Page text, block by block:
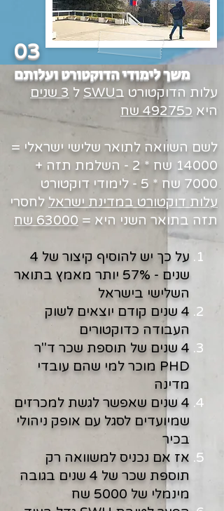
03
משך לימודי הדוקטורט ועלותם
עלות הדוקטורט בSWU ל 3 שנים
היא כ49275 שח
לשם השוואה לתואר שלישי ישראלי =
14000 שח * 2 - השלמת תזה +
7000 שח * 5 - לימודי דוקטורט
עלות דוקטורט במדינת ישראל לחסרי
תזה בתואר השני היא = 63000 שח
על כך יש להוסיף קיצור של 4
שנים - 57% יותר מאמץ בתואר
השלישי בישראל
4 שנים קודם יוצאים לשוק
העבודה כדוקטורים
4 שנים של תוספת שכר ד"ר
PHD מוכר למי שהם עובדי
מדינה
4 שנים שאפשר לגשת למכרזים
שמיועדים לסגל עם אופק ניהולי
בכיר
אז אם נכניס למשוואה רק
תוספת שכר של 4 שנים בגובה
מינמלי של 5000 שח